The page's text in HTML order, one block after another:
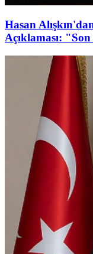
Hasan
Açıklaması: